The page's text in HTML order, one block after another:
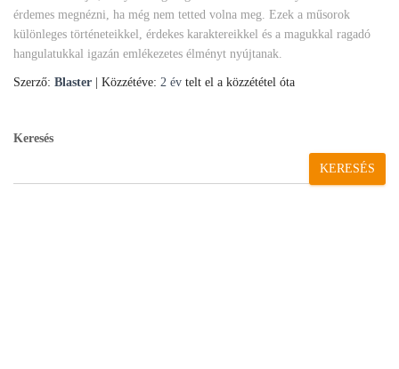
érdemes megnézni, ha még nem tetted volna meg. Ezek a műsorok
különleges történeteikkel, érdekes karaktereikkel és a magukkal ragadó
hangulatukkal igazán emlékezetes élményt nyújtanak.
Szerző: Blaster | Közzétéve: 2 év telt el a közzététel óta
Keresés
KERESÉS